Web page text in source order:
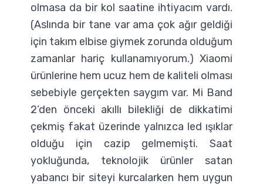
olmasa da bir kol saatine ihtiyacım vardı.
(Aslında bir tane var ama çok ağır geldiği
için takım elbise giymek zorunda olduğum
zamanlar hariç kullanamıyorum.) Xiaomi
ürünlerine hem ucuz hem de kaliteli olması
sebebiyle gerçekten saygım var. Mi Band
2’den önceki akıllı bilekliği de dikkatimi
çekmiş fakat üzerinde yalnızca led ışıklar
olduğu için cazip gelmemişti. Saat
yokluğunda, teknolojik ürünler satan
yabancı bir siteyi kurcalarken hem uygun